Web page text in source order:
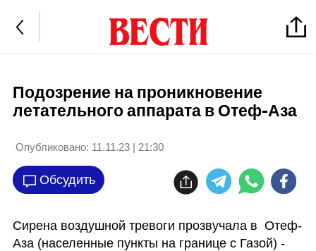
Подозрение на проникновение
летательного аппарата в Отеф-Аза
Опубликовано: 11.11.23 | 21:30
Обсудить
Сирена воздушной тревоги прозвучала в  Отеф-
Аза (населенные пункты на границе с Газой) -